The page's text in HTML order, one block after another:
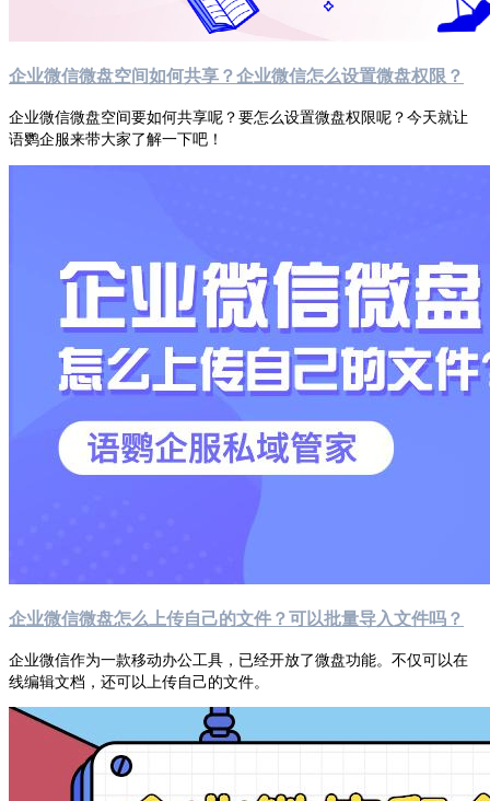
企业微信微盘空间如何共享？企业微信怎么设置微盘权限？
企业微信微盘空间要如何共享呢？要怎么设置微盘权限呢？今天就让
语鹦企服来带大家了解一下吧！
企业微信微盘怎么上传自己的文件？可以批量导入文件吗？
企业微信作为一款移动办公工具，已经开放了微盘功能。不仅可以在
线编辑文档，还可以上传自己的文件。